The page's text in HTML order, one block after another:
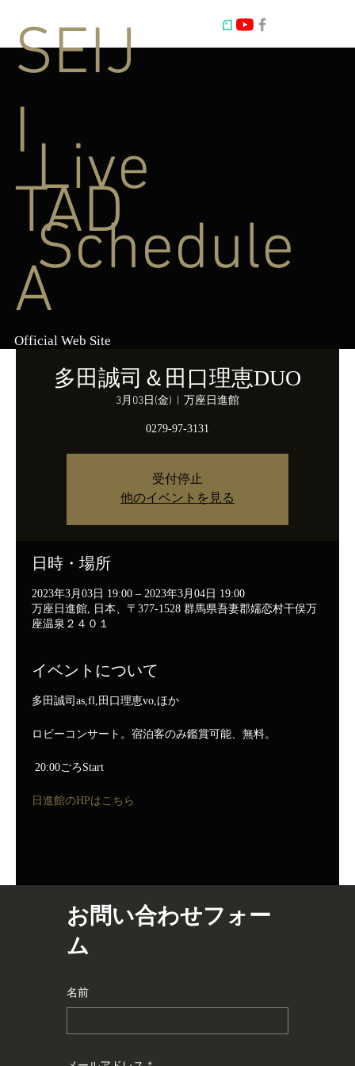
多田誠司＆田口理恵DUO
3月03日(金) 万座日進館
0279-97-3131
受付停止
他のイベントを見る
日時・場所
2023年3月03日 19:00 – 2023年3月04日 19:00
万座日進館, 日本、〒377-1528 群馬県吾妻郡嬬恋村干俣万
座温泉２４０１
イベントについて
多田誠司as,fl,田口理恵vo,ほか
ロビーコンサート。宿泊客のみ鑑賞可能、無料。
20:00ごろStart
日進館のHPはこちら
Live
Schedule
SEIJ
I
TAD
A
Official Web Site
お問い合わせフォー
ム
名前